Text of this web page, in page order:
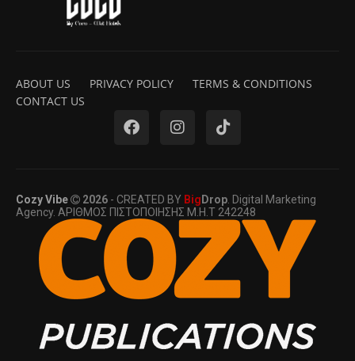
ABOUT US PRIVACY POLICY
TERMS & CONDITIONS
CONTACT US
Cozy Vibe 2026 - CREATED BY Big Drop . Digital Marketing
Agency. ΑΡΙΘΜΟΣ ΠΙΣΤΟΠΟΙΗΣΗΣ Μ.Η.Τ 242248